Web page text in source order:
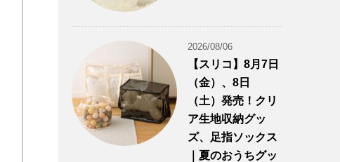
2026/08/06
【スリコ】8月7日
（金）、8日
（土）発売！クリ
ア生地収納グッ
ズ、足指ソックス
｜夏のおうちグッ